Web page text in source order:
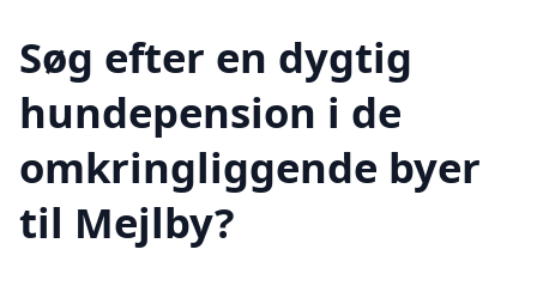
Søg efter en dygtig
hundepension i de
omkringliggende byer
til Mejlby?